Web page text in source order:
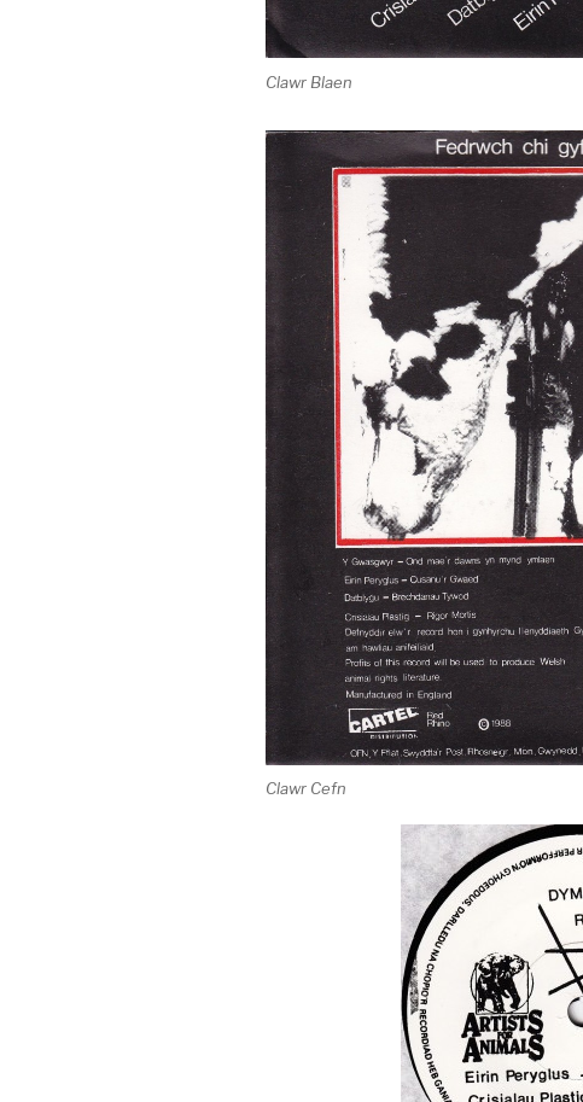
Clawr Blaen
Clawr Cefn